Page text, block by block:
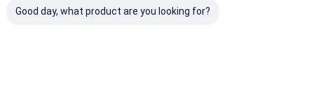
Good day, what product are you looking for?